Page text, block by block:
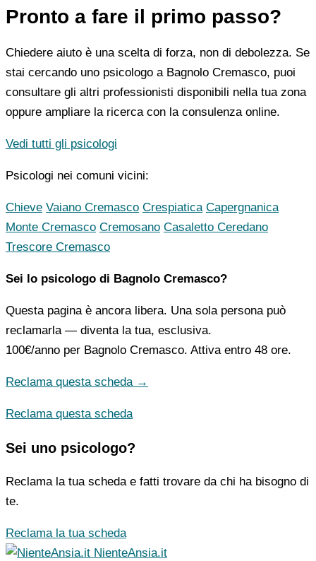
Pronto a fare il primo passo?
Chiedere aiuto è una scelta di forza, non di debolezza. Se
stai cercando uno psicologo a Bagnolo Cremasco, puoi
consultare gli altri professionisti disponibili nella tua zona
oppure ampliare la ricerca con la consulenza online.
Vedi tutti gli psicologi
Psicologi nei comuni vicini:
Chieve Vaiano Cremasco Crespiatica Capergnanica
Monte Cremasco Cremosano Casaletto Ceredano
Trescore Cremasco
Sei lo psicologo di Bagnolo Cremasco?
Questa pagina è ancora libera. Una sola persona può
reclamarla — diventa la tua, esclusiva.
100€/anno per Bagnolo Cremasco. Attiva entro 48 ore.
Reclama questa scheda →
Reclama questa scheda
Sei uno psicologo?
Reclama la tua scheda e fatti trovare da chi ha bisogno di
te.
Reclama la tua scheda
NienteAnsia.it